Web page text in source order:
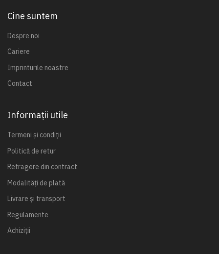
Cine suntem
Despre noi
Cariere
Imprinturile noastre
Contact
Informații utile
Termeni și condiții
Politică de retur
Retragere din contract
Modalități de plată
Livrare și transport
Regulamente
Achiziții